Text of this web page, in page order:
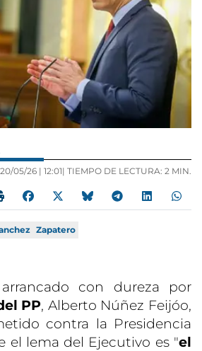
20/05/26 | 12:01| TIEMPO DE LECTURA: 2 MIN.
Zapatero
con dureza por
PP, Alberto Núñez Feijóo,
contra la Presidencia
el lema del Ejecutivo es "el